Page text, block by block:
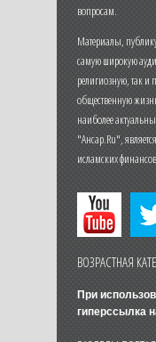
вопросам.
Материалы,
самую широкую
религиозную, так и
общественную
наиболее
"Ансар.Ru",
исламских
ВОЗРАСТНАЯ
При
гиперссылка